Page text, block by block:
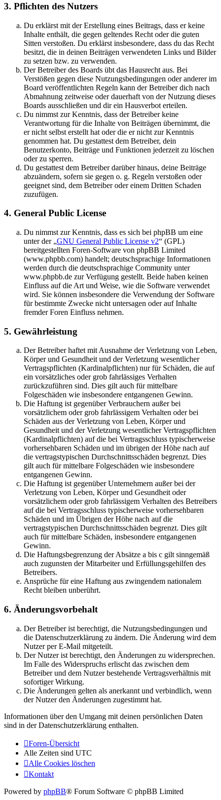
3. Pflichten des Nutzers
Du erklärst mit der Erstellung eines Beitrags, dass er keine
Inhalte enthält, die gegen geltendes Recht oder die guten
Sitten verstoßen. Du erklärst insbesondere, dass du das Recht
besitzt, die in deinen Beiträgen verwendeten Links und Bilder
zu setzen bzw. zu verwenden.
Der Betreiber des Boards übt das Hausrecht aus. Bei
Verstößen gegen diese Nutzungsbedingungen oder anderer im
Board veröffentlichten Regeln kann der Betreiber dich nach
Abmahnung zeitweise oder dauerhaft von der Nutzung dieses
Boards ausschließen und dir ein Hausverbot erteilen.
Du nimmst zur Kenntnis, dass der Betreiber keine
Verantwortung für die Inhalte von Beiträgen übernimmt, die
er nicht selbst erstellt hat oder die er nicht zur Kenntnis
genommen hat. Du gestattest dem Betreiber, dein
Benutzerkonto, Beiträge und Funktionen jederzeit zu löschen
oder zu sperren.
Du gestattest dem Betreiber darüber hinaus, deine Beiträge
abzuändern, sofern sie gegen o. g. Regeln verstoßen oder
geeignet sind, dem Betreiber oder einem Dritten Schaden
zuzufügen.
4. General Public License
Du nimmst zur Kenntnis, dass es sich bei phpBB um eine
unter der „GNU General Public License v2“ (GPL)
bereitgestellten Foren-Software von phpBB Limited
(www.phpbb.com) handelt; deutschsprachige Informationen
werden durch die deutschsprachige Community unter
www.phpbb.de zur Verfügung gestellt. Beide haben keinen
Einfluss auf die Art und Weise, wie die Software verwendet
wird. Sie können insbesondere die Verwendung der Software
für bestimmte Zwecke nicht untersagen oder auf Inhalte
fremder Foren Einfluss nehmen.
5. Gewährleistung
Der Betreiber haftet mit Ausnahme der Verletzung von Leben,
Körper und Gesundheit und der Verletzung wesentlicher
Vertragspflichten (Kardinalpflichten) nur für Schäden, die auf
ein vorsätzliches oder grob fahrlässiges Verhalten
zurückzuführen sind. Dies gilt auch für mittelbare
Folgeschäden wie insbesondere entgangenen Gewinn.
Die Haftung ist gegenüber Verbrauchern außer bei
vorsätzlichem oder grob fahrlässigem Verhalten oder bei
Schäden aus der Verletzung von Leben, Körper und
Gesundheit und der Verletzung wesentlicher Vertragspflichten
(Kardinalpflichten) auf die bei Vertragsschluss typischerweise
vorhersehbaren Schäden und im übrigen der Höhe nach auf
die vertragstypischen Durchschnittsschäden begrenzt. Dies
gilt auch für mittelbare Folgeschäden wie insbesondere
entgangenen Gewinn.
Die Haftung ist gegenüber Unternehmern außer bei der
Verletzung von Leben, Körper und Gesundheit oder
vorsätzlichem oder grob fahrlässigem Verhalten des Betreibers
auf die bei Vertragsschluss typischerweise vorhersehbaren
Schäden und im Übrigen der Höhe nach auf die
vertragstypischen Durchschnittsschäden begrenzt. Dies gilt
auch für mittelbare Schäden, insbesondere entgangenen
Gewinn.
Die Haftungsbegrenzung der Absätze a bis c gilt sinngemäß
auch zugunsten der Mitarbeiter und Erfüllungsgehilfen des
Betreibers.
Ansprüche für eine Haftung aus zwingendem nationalem
Recht bleiben unberührt.
6. Änderungsvorbehalt
Der Betreiber ist berechtigt, die Nutzungsbedingungen und
die Datenschutzerklärung zu ändern. Die Änderung wird dem
Nutzer per E-Mail mitgeteilt.
Der Nutzer ist berechtigt, den Änderungen zu widersprechen.
Im Falle des Widerspruchs erlischt das zwischen dem
Betreiber und dem Nutzer bestehende Vertragsverhältnis mit
sofortiger Wirkung.
Die Änderungen gelten als anerkannt und verbindlich, wenn
der Nutzer den Änderungen zugestimmt hat.
Informationen über den Umgang mit deinen persönlichen Daten
sind in der Datenschutzerklärung enthalten.
Foren-Übersicht
Alle Zeiten sind UTC
Alle Cookies löschen
Kontakt
Powered by phpBB® Forum Software © phpBB Limited